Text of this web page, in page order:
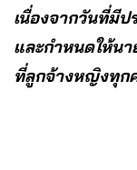
เนื่องจากวันที่มีป
และกําหนดให้น
ที่ลูกจ้างหญิงทุก